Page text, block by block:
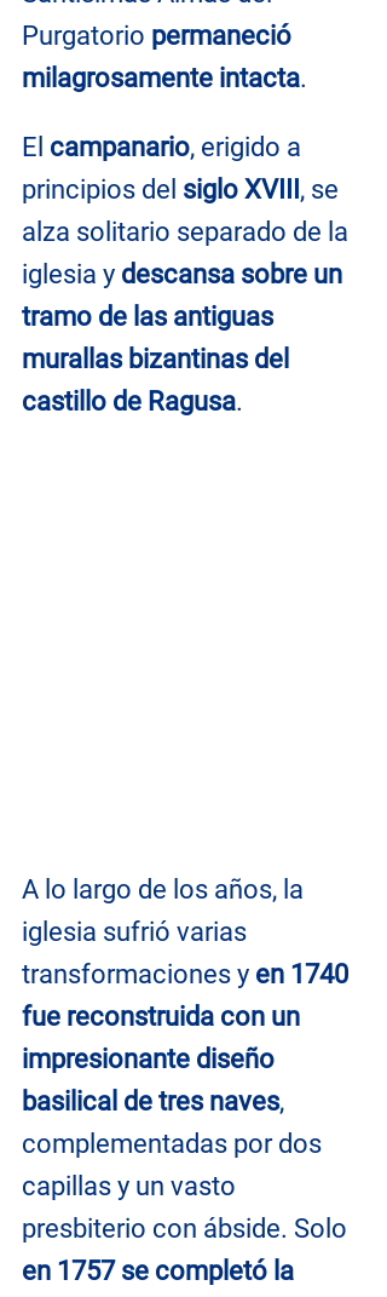
Purgatorio permaneció
milagrosamente intacta.
El campanario, erigido a
principios del siglo XVIII , se
alza solitario separado de la
iglesia y descansa sobre un
tramo de las antiguas
murallas bizantinas del
castillo de Ragusa.
A lo largo de los años, la
iglesia sufrió varias
transformaciones y en 1740
fue reconstruida con un
impresionante diseño
basilical de tres naves,
complementadas por dos
capillas y un vasto
presbiterio con ábside. Solo
en 1757 se completó la